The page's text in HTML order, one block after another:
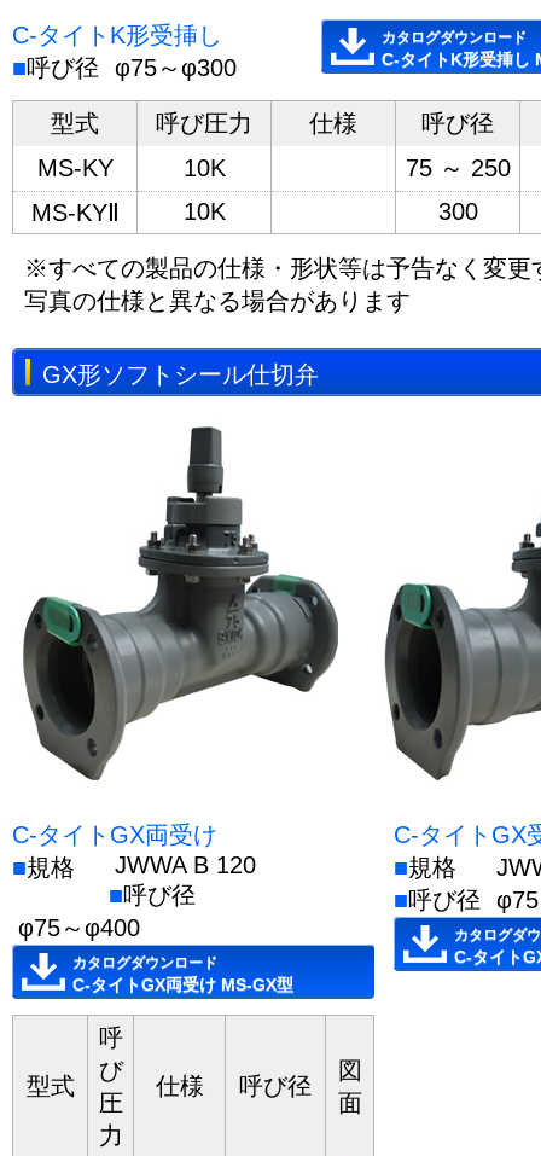
C-タイトK形受挿し
■呼び径 φ75～φ300
カタログダウンロード
C-タイトK形受挿し
型式 呼び圧力 仕様 呼び径
MS-KY
10K
75 ～ 250
MS-KYⅡ
10K 300
※すべての製品の仕様・形状等は予告なく変更
写真の仕様と異なる場合があります
GX形ソフトシール仕切弁
C-タイトGX両受け
■規格
JWWA B 120
■呼び径
φ75～φ400
カタログダウンロード
C-タイトGX両受け MS-GX型
C-タイトGX
■規格
■呼び径
カタログダ
C-タイト
型式
呼
び
圧
力
仕様 呼び径
図
面